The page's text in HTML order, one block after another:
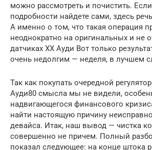
можно рассмотреть и почистить. Если
подробности найдете сами, здесь
А именно о том, что такая операция
неоднократно на оригинальных и не
датчиках ХХ Ауди Вот только
очень недолгим — неделя, в лучшем
Так как покупать очередной
Ауди80 смысла мы не видели,
надвигающегося финансового
найти настоящую причину
девайса. Итак, наш вывод — чистка
совершенно не причем. Полный
показал следующее: на конце штока